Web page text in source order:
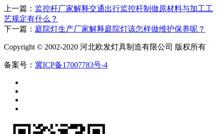
上一篇： 监控杆厂家解释交通出行监控杆制做原材料与加工工
艺规定有什么？
下一篇： 庭院灯生产厂家解释庭院灯该怎样做维护保养呢？
Copyright © 2002-2020 河北欧发灯具制造有限公司 版权所有
备案号： 冀ICP备17007783号-4